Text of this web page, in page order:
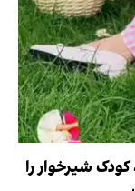
شیرخوار را